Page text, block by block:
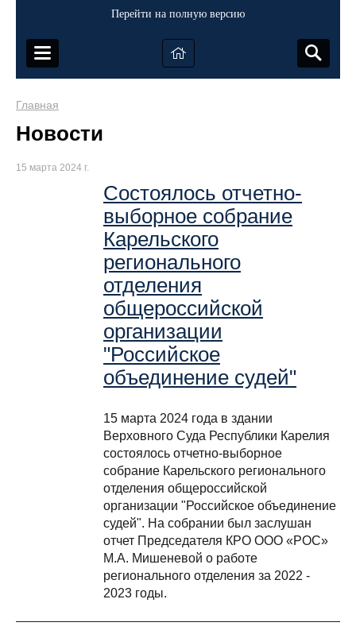
Перейти на полную версию
Главная
Новости
15 марта 2024 г.
Cостоялось отчетно-
выборное собрание
Карельского
регионального
отделения
общероссийской
организации
"Российское
объединение судей"
15 марта 2024 года в здании
Верховного Суда Республики Карелия
состоялось отчетно-выборное
собрание Карельского регионального
отделения общероссийской
организации "Российское объединение
судей". На собрании был заслушан
отчет Председателя КРО ООО «РОС»
М.А. Мишеневой о работе
регионального отделения за 2022 -
2023 годы.